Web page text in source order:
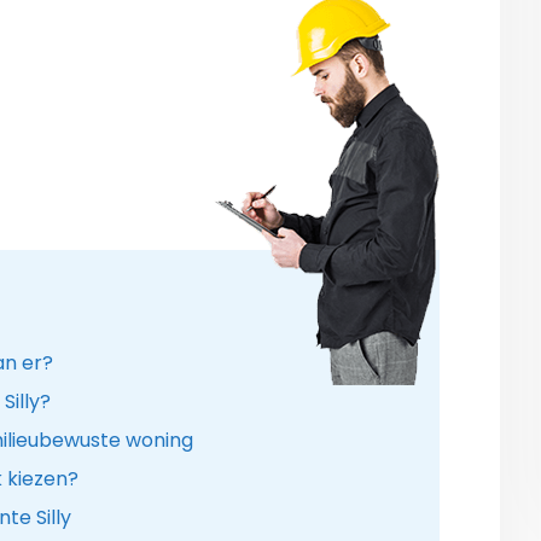
er?
woning
Silly